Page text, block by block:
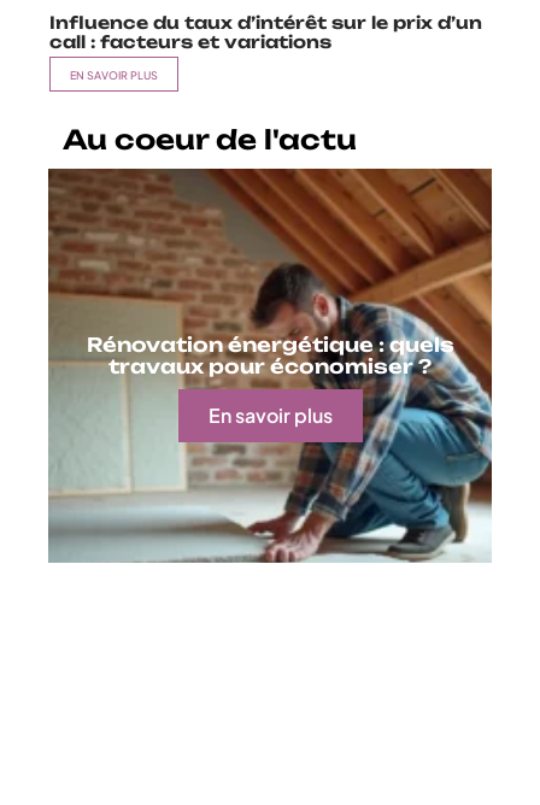
Influence du taux d’intérêt sur le prix d’un
call : facteurs et variations
EN SAVOIR PLUS
Au coeur de l'actu
Rénovation énergétique : quels
travaux pour économiser ?
En savoir plus